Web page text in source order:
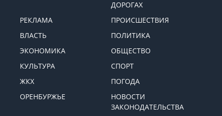
ДОРОГАХ
РЕКЛАМА
ПРОИСШЕСТВИЯ
ВЛАСТЬ
ПОЛИТИКА
ЭКОНОМИКА
ОБЩЕСТВО
КУЛЬТУРА
СПОРТ
ЖКХ
ПОГОДА
ОРЕНБУРЖЬЕ
НОВОСТИ
ЗАКОНОДАТЕЛЬСТВА